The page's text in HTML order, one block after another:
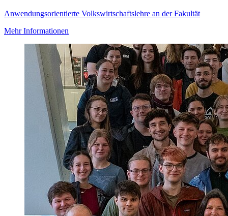
Anwendungsorientierte Volkswirtschaftslehre an der Fakultät
Mehr Informationen